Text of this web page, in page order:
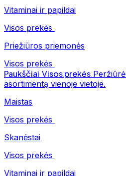
Vitaminai ir papildai
Visos prekės
Priežiūros priemonės
Visos prekės
Paukščiai Visos prekės
asortimentą vienoje vietoje.
Maistas
Visos prekės
Skanėstai
Visos prekės
Vitaminai ir papildai